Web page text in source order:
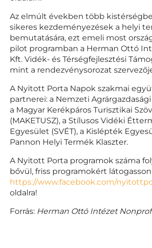
Az elmúlt években több
sikeres kezdeményezések a helyi
bemutatására, ezt emeli most
pilot programban a Herman Ottó
Kft. Vidék- és Térségfejlesztési
mint a rendezvénysorozat
A Nyitott Porta Napok szakmai
partnerei: a Nemzeti Agrárgazdasági
a Magyar Kerékpáros Turisztikai
(MAKETUSZ), a Stílusos Vidéki
Egyesület (SVÉT), a Kislépték
Pannon Helyi Termék Klaszter.
A Nyitott Porta programok száma
bővül, friss programokért látogasson
https://www.facebook.com/
oldalra!
Forrás: Herman Ottó Intézet